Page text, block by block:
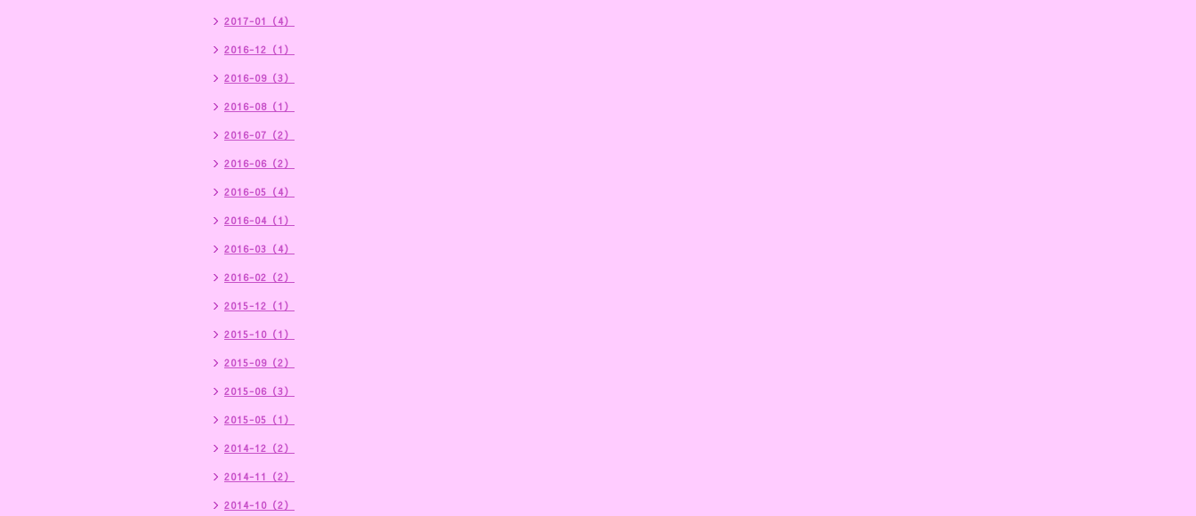
2017-01（4）
2016-12（1）
2016-09（3）
2016-08（1）
2016-07（2）
2016-06（2）
2016-05（4）
2016-04（1）
2016-03（4）
2016-02（2）
2015-12（1）
2015-10（1）
2015-09（2）
2015-06（3）
2015-05（1）
2014-12（2）
2014-11（2）
2014-10（2）